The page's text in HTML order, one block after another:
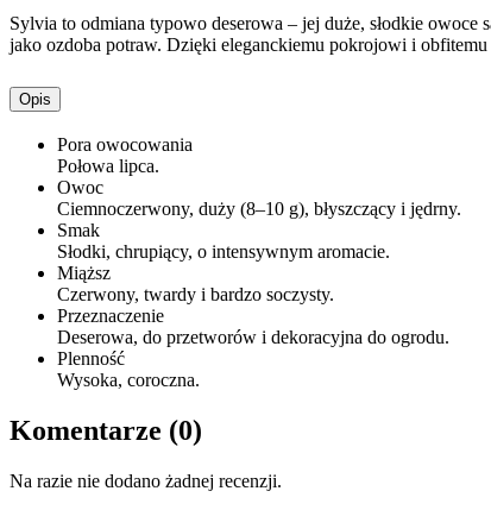
Sylvia to odmiana typowo deserowa – jej duże, słodkie
jako ozdoba potraw. Dzięki eleganckiemu pokrojowi i
Opis
Pora owocowania
Połowa lipca.
Owoc
Ciemnoczerwony, duży (8–10 g), błyszczący i jędrny.
Smak
Słodki, chrupiący, o intensywnym aromacie.
Miąższ
Czerwony, twardy i bardzo soczysty.
Przeznaczenie
Deserowa, do przetworów i dekoracyjna do ogrodu.
Plenność
Wysoka, coroczna.
Komentarze (0)
Na razie nie dodano żadnej recenzji.